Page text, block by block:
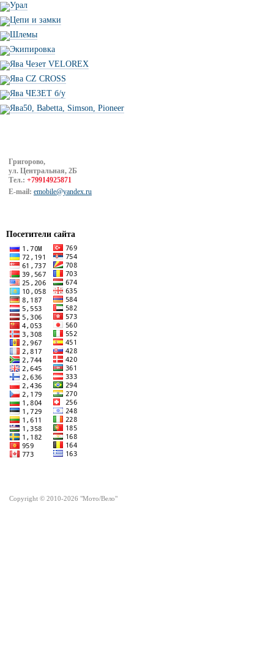
Урал
Цепи и замки
Шлемы
Экипировка
Ява Чезет VELOREX
Ява CZ CROSS
Ява ЧЕЗЕТ б/у
Ява50, Babetta, Simson, Pioneer
Григорово,
ул. Центральная, 2Б
Тел.: +79914925871
E-mail: emobile@yandex.ru
Посетители сайта
Copyright © 2010-2026 "Мото/Вело"